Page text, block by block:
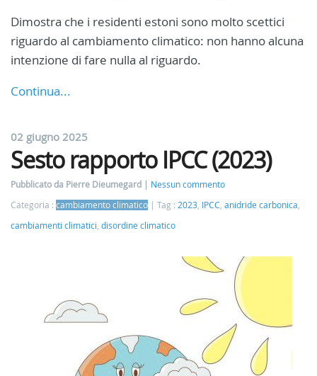
Dimostra che i residenti estoni sono molto scettici
riguardo al cambiamento climatico: non hanno alcuna
intenzione di fare nulla al riguardo.
Continua...
02 giugno 2025
Sesto rapporto IPCC (2023)
Pubblicato da Pierre Dieumegard
Nessun commento
Categoria : cambiamento climatico Tag : 2023 IPCC anidride carbonica
cambiamenti climatici disordine climatico